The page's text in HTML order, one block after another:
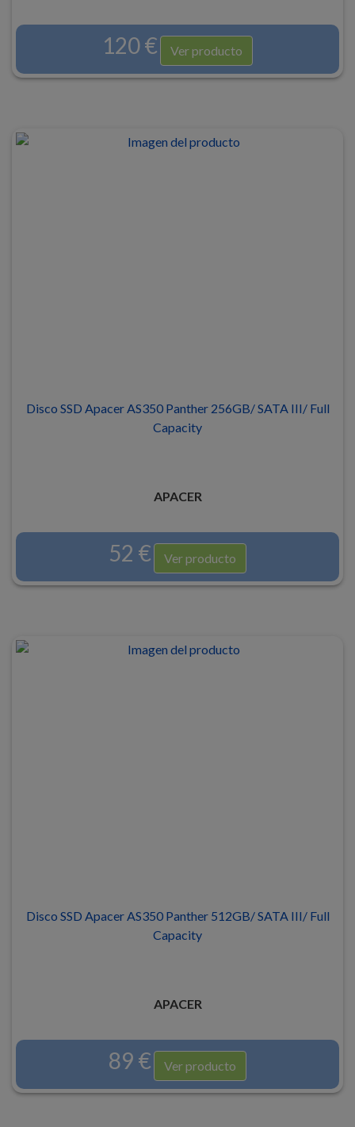
120 € Ver producto
Disco SSD Apacer AS350 Panther 256GB/ SATA III/ Full
Capacity
APACER
52 € Ver producto
Disco SSD Apacer AS350 Panther 512GB/ SATA III/ Full
Capacity
APACER
89 € Ver producto